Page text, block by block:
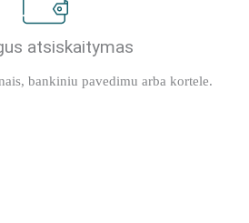
atsiskaitymas
bankiniu pavedimu arba kortele.